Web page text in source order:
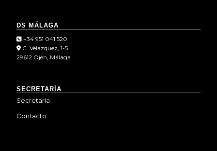
DS MÁLAGA
+34 951 041 520
C. Velazquez, 1-5
29612 Ojén, Málaga
SECRETARÍA
Secretaría
Contacto